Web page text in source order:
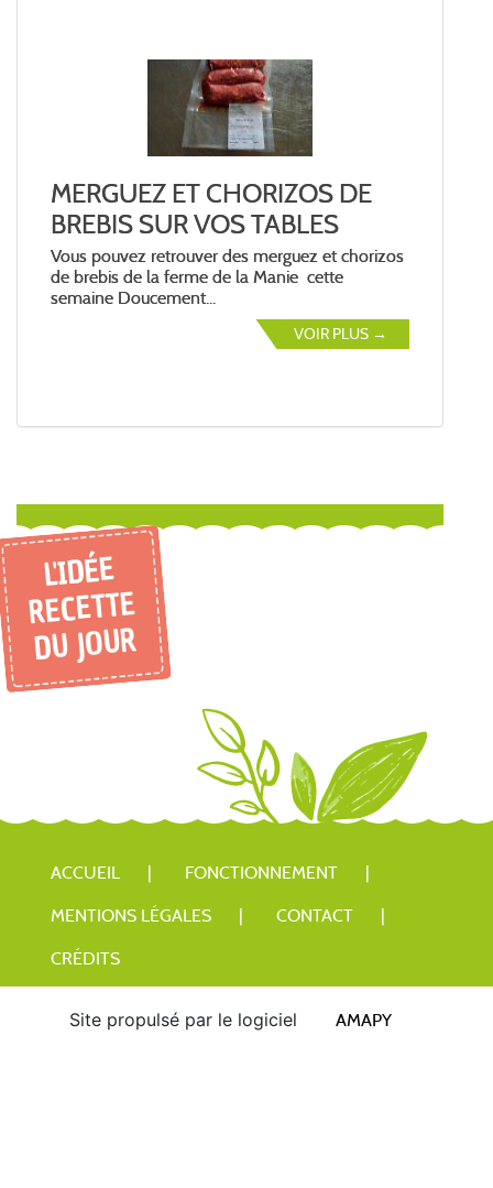
MERGUEZ ET CHORIZOS DE
BREBIS SUR VOS TABLES
Vous pouvez retrouver des merguez et chorizos
de brebis de la ferme de la Manie cette
semaine Doucement...
VOIR PLUS →
L'IDÉE
RECETTE
DU JOUR
ACCUEIL FONCTIONNEMENT
MENTIONS LÉGALES CONTACT
CRÉDITS
Site propulsé par le logiciel AMAPY